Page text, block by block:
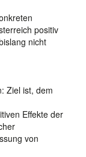
positiv
nicht
Ziel ist, dem
Effekte der
von